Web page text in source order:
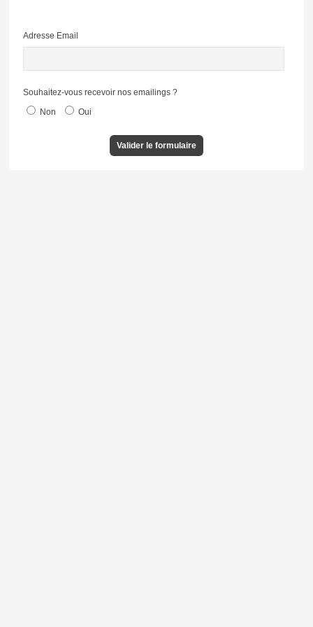
Adresse Email
Souhaitez-vous recevoir nos emailings ?
Non
Oui
Valider le formulaire